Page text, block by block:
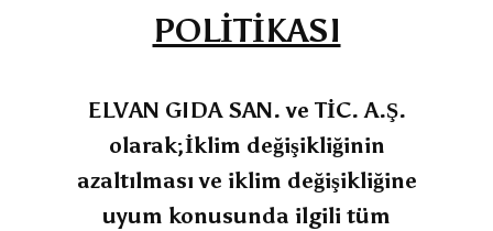
POLİTİKASI
ELVAN GIDA SAN. ve TİC. A.Ş.
olarak;İklim değişikliğinin
azaltılması ve iklim değişikliğine
uyum konusunda ilgili tüm